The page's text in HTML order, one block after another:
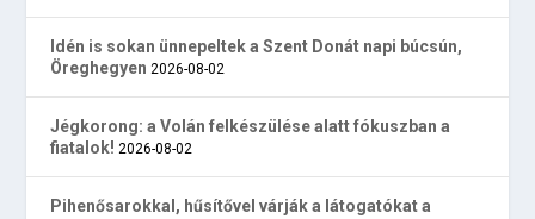
Idén is sokan ünnepeltek a Szent Donát napi búcsún,
Öreghegyen 2026-08-02
Jégkorong: a Volán felkészülése alatt fókuszban a
fiatalok! 2026-08-02
Pihenősarokkal, hűsítővel várják a látogatókat a